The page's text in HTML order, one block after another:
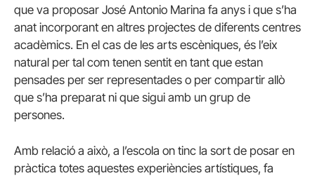
que va proposar José Antonio Marina fa anys i que s’ha
anat incorporant en altres projectes de diferents centres
acadèmics. En el cas de les arts escèniques, és l’eix
natural per tal com tenen sentit en tant que estan
pensades per ser representades o per compartir allò
que s’ha preparat ni que sigui amb un grup de
persones.
Amb relació a això, a l’escola on tinc la sort de posar en
pràctica totes aquestes experiències artístiques, fa